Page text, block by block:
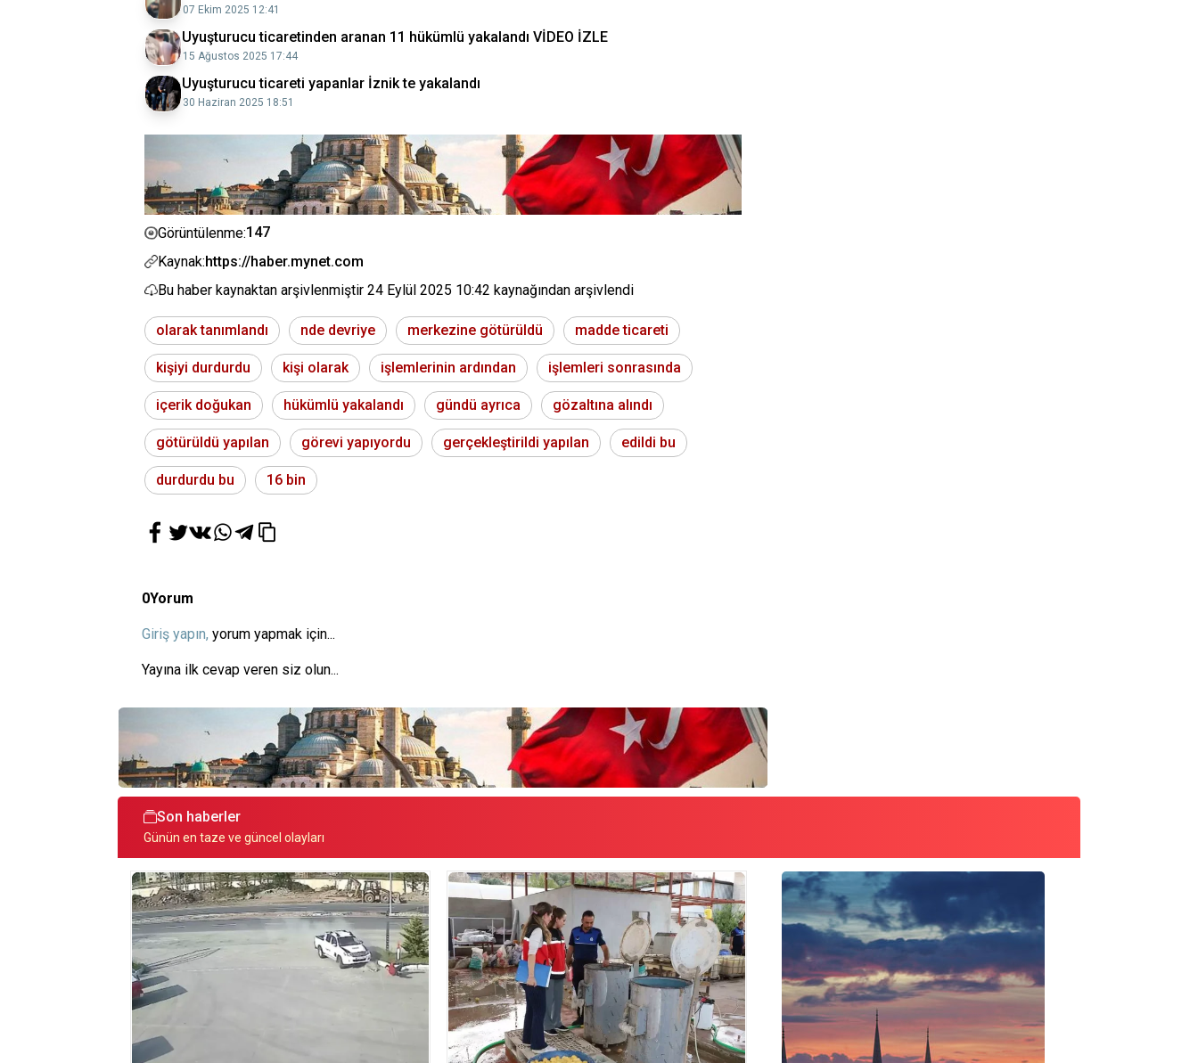
07 Ekim 2025 12:41
Uyuşturucu ticaretinden aranan 11 hükümlü yakalandı VİDEO İZLE
15 Ağustos 2025 17:44
Uyuşturucu ticareti yapanlar İznik te yakalandı
30 Haziran 2025 18:51
Görüntülenme:147
Kaynak:https://haber.mynet.com
Bu haber kaynaktan arşivlenmiştir 24 Eylül 2025 10:42 kaynağından arşivlendi
olarak tanımlandı nde devriye merkezine götürüldü madde ticareti
kişiyi durdurdu kişi olarak işlemlerinin ardından işlemleri sonrasında
içerik doğukan hükümlü yakalandı gündü ayrıca gözaltına alındı
götürüldü yapılan görevi yapıyordu gerçekleştirildi yapılan edildi bu
durdurdu bu 16 bin
0Yorum
Giriş yapın, yorum yapmak için...
Yayına ilk cevap veren siz olun...
Son haberler
Günün en taze ve güncel olayları